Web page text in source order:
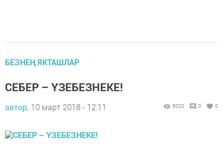
БЕЗНЕҢ ЯКТАШЛАР
СЕБЕР – ҮЗЕБЕЗНЕКЕ!
автор, 10 март 2018 - 12:11 5020 0 0